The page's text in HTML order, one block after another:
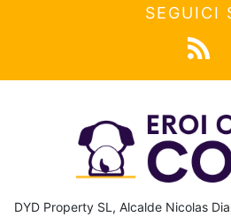
SEGUICI
DYD Property SL, Alcalde Nicolas